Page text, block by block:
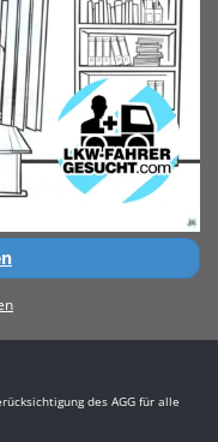
des AGG für alle